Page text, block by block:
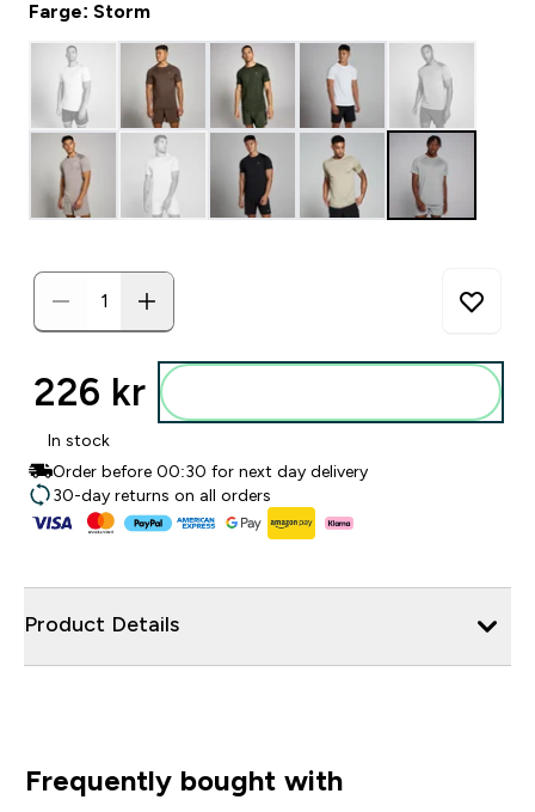
Farge: Storm
226 kr‎
In stock
Order before 00:30 for next day delivery
30-day returns on all orders
Product Details
Frequently bought with